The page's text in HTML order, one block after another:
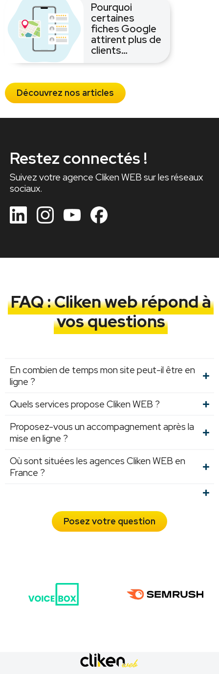
Pourquoi
certaines
fiches Google
attirent plus de
clients…
Découvrez nos articles
Restez connectés !
Suivez votre agence Cliken WEB sur les réseaux
sociaux.
FAQ : Cliken web répond à
vos questions
En combien de temps mon site peut-il être en
ligne ?
Quels services propose Cliken WEB ?
Proposez-vous un accompagnement après la
mise en ligne ?
Où sont situées les agences Cliken WEB en
France ?
Posez votre question